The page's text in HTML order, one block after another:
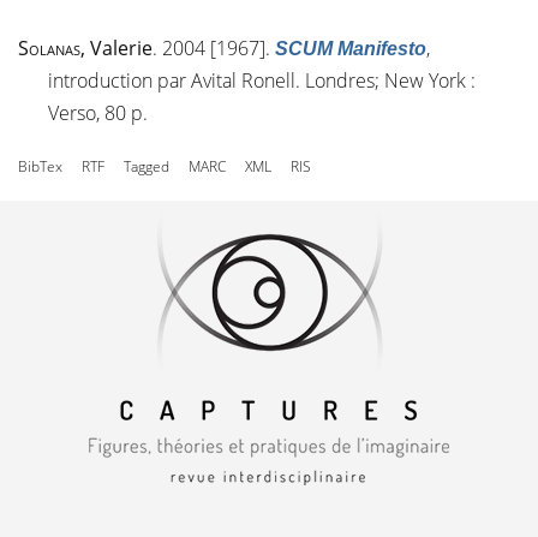
Solanas, Valerie. 2004 [1967]. SCUM Manifesto,
introduction par Avital Ronell. Londres; New York :
Verso, 80 p.
BibTex RTF Tagged MARC XML RIS